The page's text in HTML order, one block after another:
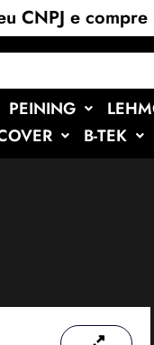
CNPJ e
PEINING
B-TEK